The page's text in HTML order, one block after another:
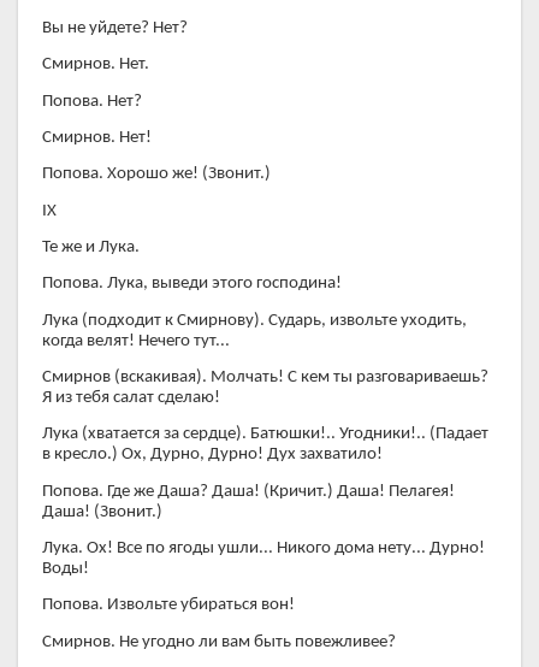
Вы не уйдете? Нет?
Смирнов. Нет.
Попова. Нет?
Смирнов. Нет!
Попова. Хорошо же! (Звонит.)
IX
Те же и Лука.
Попова. Лука, выведи этого господина!
Лука (подходит к Смирнову). Сударь, извольте уходить,
когда велят! Нечего тут...
Смирнов (вскакивая). Молчать! С кем ты разговариваешь?
Я из тебя салат сделаю!
Лука (хватается за сердце). Батюшки!.. Угодники!.. (Падает
в кресло.) Ох, Дурно, Дурно! Дух захватило!
Попова. Где же Даша? Даша! (Кричит.) Даша! Пелагея!
Даша! (Звонит.)
Лука. Ох! Все по ягоды ушли... Никого дома нету... Дурно!
Воды!
Попова. Извольте убираться вон!
Смирнов. Не угодно ли вам быть повежливее?